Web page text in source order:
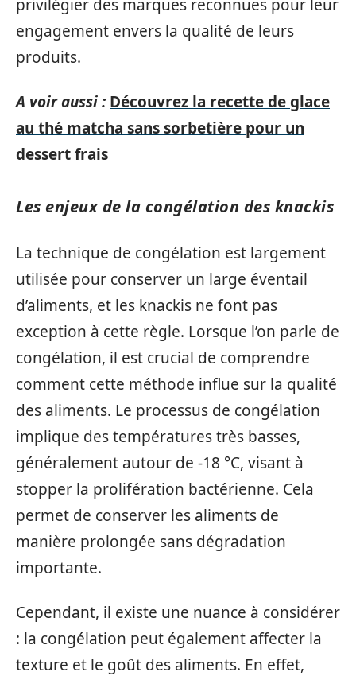
privilégier des marques reconnues pour leur
engagement envers la qualité de leurs
produits.
A voir aussi : Découvrez la recette de glace
au thé matcha sans sorbetière pour un
dessert frais
Les enjeux de la congélation des knackis
La technique de congélation est largement
utilisée pour conserver un large éventail
d’aliments, et les knackis ne font pas
exception à cette règle. Lorsque l’on parle de
congélation, il est crucial de comprendre
comment cette méthode influe sur la qualité
des aliments. Le processus de congélation
implique des températures très basses,
généralement autour de -18 °C, visant à
stopper la prolifération bactérienne. Cela
permet de conserver les aliments de
manière prolongée sans dégradation
importante.
Cependant, il existe une nuance à considérer
: la congélation peut également affecter la
texture et le goût des aliments. En effet,